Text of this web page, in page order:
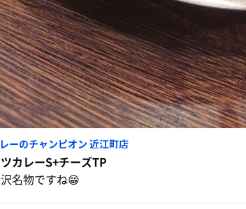
ーのチャンピオン 近江町店
カレーS+チーズTP
名物ですね😁